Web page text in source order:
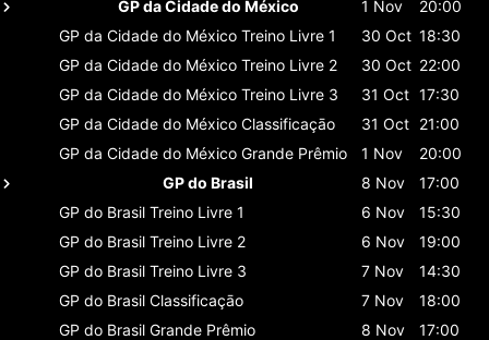
GP da Cidade do México 1 Nov
20:00
GP da Cidade do México Treino Livre 1 30 Oct 18:30
GP da Cidade do México Treino Livre 2 30 Oct 22:00
GP da Cidade do México Treino Livre 3 31 Oct 17:30
GP da Cidade do México Classificaçāo 31 Oct 21:00
GP da Cidade do México Grande Prêmio 1 Nov
20:00
GP do Brasil
8 Nov
17:00
GP do Brasil Treino Livre 1 6 Nov
15:30
GP do Brasil Treino Livre 2 6 Nov
19:00
GP do Brasil Treino Livre 3 7 Nov
14:30
GP do Brasil Classificaçāo 7 Nov
18:00
GP do Brasil Grande Prêmio 8 Nov
17:00